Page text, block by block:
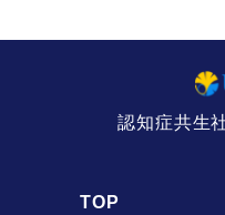
認知症共生
TOP